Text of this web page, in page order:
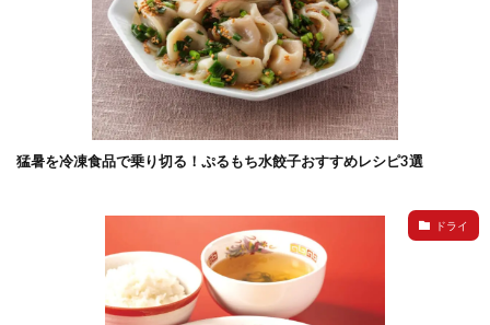
猛暑を冷凍食品で乗り切る！ぷるもち水餃子おすすめレシピ3選
ドライ